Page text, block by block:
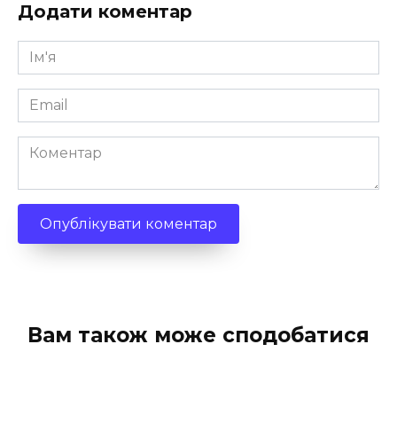
Додати коментар
Ім'я
*
Email
*
Коментар
Вам також може сподобатися